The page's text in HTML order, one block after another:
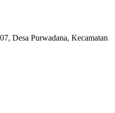
Desa Purwadana, Kecamatan